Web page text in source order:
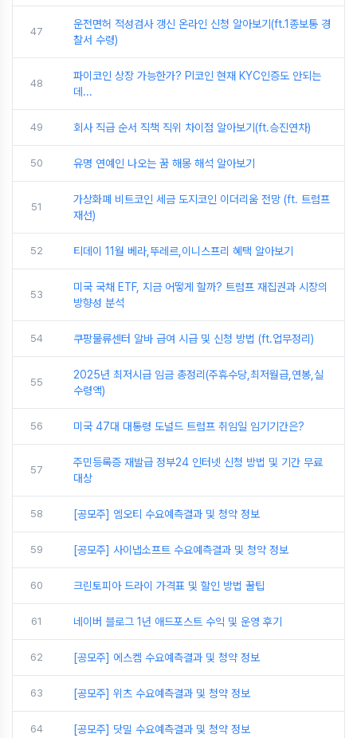
47
운전면허 적성검사 갱신 온라인 신청 알아보기(ft.1종보통 경
찰서 수령)
48
파이코인 상장 가능한가? PI코인 현재 KYC인증도 안되는
데...
49 회사 직급 순서 직책 직위 차이점 알아보기(ft.승진연차)
50 유명 연예인 나오는 꿈 해몽 해석 알아보기
51
가상화폐 비트코인 세금 도지코인 이더리움 전망 (ft. 트럼프
재선)
52 티데이 11월 베라,뚜레르,이니스프리 혜택 알아보기
53
미국 국채 ETF, 지금 어떻게 할까? 트럼프 재집권과 시장의
방향성 분석
54 쿠팡물류센터 알바 급여 시급 및 신청 방법 (ft.업무정리)
55
2025년 최저시급 임금 총정리(주휴수당,최저월급,연봉,실
수령액)
56 미국 47대 대통령 도널드 트럼프 취임일 임기기간은?
57
주민등록증 재발급 정부24 인터넷 신청 방법 및 기간 무료
대상
58 [공모주] 엠오티 수요예측결과 및 청약 정보
59 [공모주] 사이냅소프트 수요예측결과 및 청약 정보
60 크린토피아 드라이 가격표 및 할인 방법 꿀팁
61 네이버 블로그 1년 애드포스트 수익 및 운영 후기
62 [공모주] 에스켐 수요예측결과 및 청약 정보
63 [공모주] 위츠 수요예측결과 및 청약 정보
64 [공모주] 닷밀 수요예측결과 및 청약 정보